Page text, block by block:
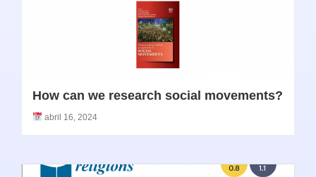
How can we research social movements?
abril 16, 2024